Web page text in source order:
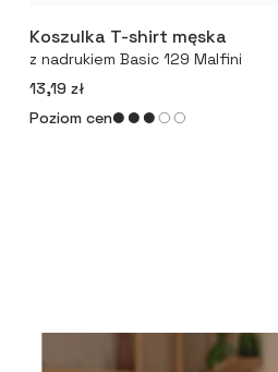
Więcej
Koszulka T-shirt męska
z nadrukiem Basic 129 Malfini
13,19 zł
Poziom cen